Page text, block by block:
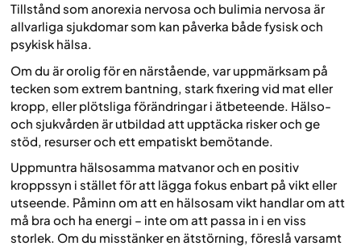
Tillstånd som anorexia nervosa och bulimia nervosa är
allvarliga sjukdomar som kan påverka både fysisk och
psykisk hälsa.
Om du är orolig för en närstående, var uppmärksam på
tecken som extrem bantning, stark fixering vid mat eller
kropp, eller plötsliga förändringar i ätbeteende. Hälso-
och sjukvården är utbildad att upptäcka risker och ge
stöd, resurser och ett empatiskt bemötande.
Uppmuntra hälsosamma matvanor och en positiv
kroppssyn i stället för att lägga fokus enbart på vikt eller
utseende. Påminn om att en hälsosam vikt handlar om att
må bra och ha energi – inte om att passa in i en viss
storlek. Om du misstänker en ätstörning, föreslå varsamt